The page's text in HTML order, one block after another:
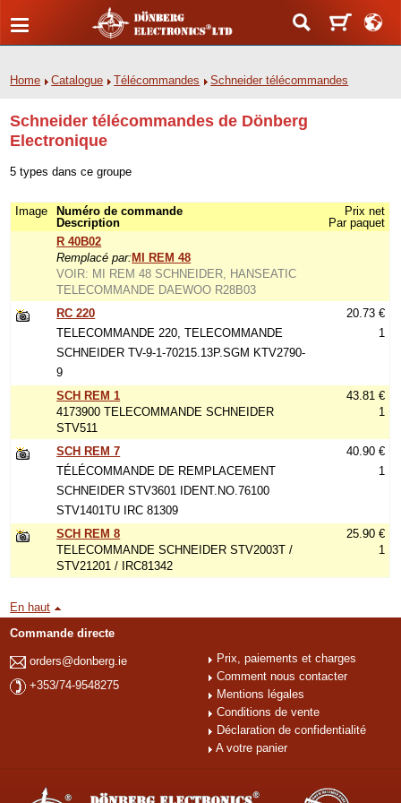
Home Catalogue Télécommandes Schneider télécommandes
Schneider télécommandes de Dönberg
Electronique
5 types dans ce groupe
Image
Numéro de commande
Description
Prix net
Par paquet
R 40B02
Remplacé par: MI REM 48
VOIR: MI REM 48 SCHNEIDER, HANSEATIC
TELECOMMANDE DAEWOO R28B03
RC 220
TELECOMMANDE 220, TELECOMMANDE
SCHNEIDER TV-9-1-70215.13P.SGM KTV2790-
9
20.73 €
1
SCH REM 1
4173900 TELECOMMANDE SCHNEIDER
STV511
43.81 €
1
SCH REM 7
TÉLÉCOMMANDE DE REMPLACEMENT
SCHNEIDER STV3601 IDENT.NO.76100
STV1401TU IRC 81309
40.90 €
1
SCH REM 8
TELECOMMANDE SCHNEIDER STV2003T /
STV21201 / IRC81342
25.90 €
1
En haut
Commande directe
orders@donberg.ie
+353/74-9548275
Prix, paiements et charges
Comment nous contacter
Mentions légales
Conditions de vente
Déclaration de confidentialité
A votre panier